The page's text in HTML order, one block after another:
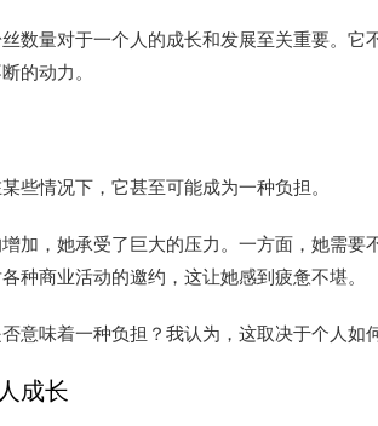
数量对于一个人的成长和发展至关重要。它
的动力。
些情况下，它甚至可能成为一种负担。
加，她承受了巨大的压力。一方面，她需要
种商业活动的邀约，这让她感到疲惫不堪。
意味着一种负担？我认为，这取决于个人如
成长